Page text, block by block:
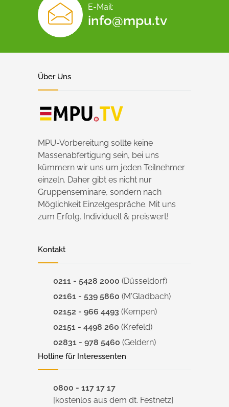
E-Mail:
info@mpu.tv
Über Uns
MPU-Vorbereitung sollte keine
Massenabfertigung sein, bei uns
kümmern wir uns um jeden Teilnehmer
einzeln. Daher gibt es nicht nur
Gruppenseminare, sondern nach
Möglichkeit Einzelgespräche. Mit uns
zum Erfolg. Individuell & preiswert!
Kontakt
0211 - 5428 2000 (Düsseldorf)
02161 - 539 5860 (M'Gladbach)
02152 - 966 4493 (Kempen)
02151 - 4498 260 (Krefeld)
02831 - 978 5460 (Geldern)
Hotline für Interessenten
0800 - 117 17 17
[kostenlos aus dem dt. Festnetz]